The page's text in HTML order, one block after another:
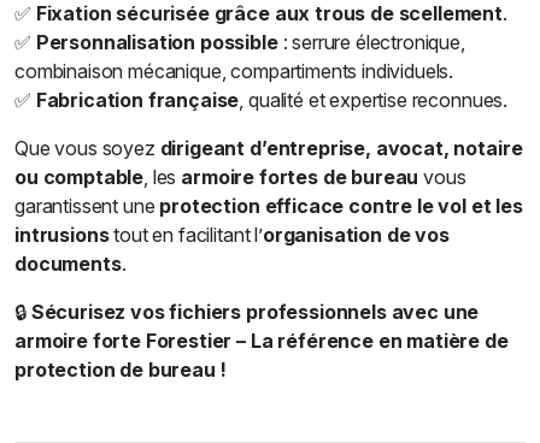
✅ Fixation sécurisée grâce aux trous de scellement.
✅ Personnalisation possible: serrure électronique,
combinaison mécanique, compartiments individuels.
✅ Fabrication française, qualité et expertise reconnues.
Que vous soyez dirigeant d’entreprise, avocat, notaire
ou comptable, les armoire fortes de bureau vous
garantissent une protection efficace contre le vol et les
intrusionstout en facilitant l’organisation de vos
documents.
🔒 Sécurisez vos fichiers professionnels avec une
armoire forte Forestier – La référence en matière de
protection de bureau !